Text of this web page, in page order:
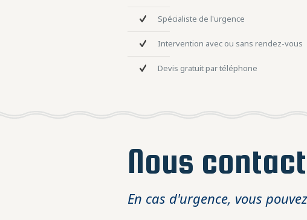
Spécialiste de l'urgence
Intervention avec ou sans rendez-vous
Devis gratuit par téléphone
Nous
En cas d'urgence, vous